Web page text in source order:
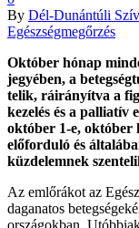
By Dél-Dunántúli
Egészségmegőrzés
Október hónap
jegyében, a
telik, ráirányítva a
kezelés és a palliatív
október 1-e,
előforduló és
küzdelemnek
Az emlőrákot az
daganatos